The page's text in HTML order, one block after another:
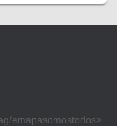
emapasomostodos>